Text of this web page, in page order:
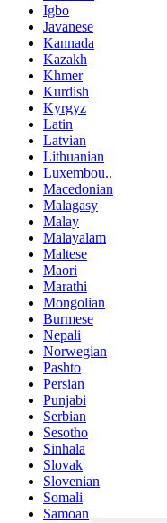
Igbo
Javanese
Kannada
Kazakh
Khmer
Kurdish
Kyrgyz
Latin
Latvian
Lithuanian
Luxembou..
Macedonian
Malagasy
Malay
Malayalam
Maltese
Maori
Marathi
Mongolian
Burmese
Nepali
Norwegian
Pashto
Persian
Punjabi
Serbian
Sesotho
Sinhala
Slovak
Slovenian
Somali
Samoan